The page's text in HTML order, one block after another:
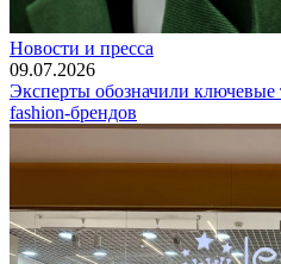
Новости и пресса
09.07.2026
Эксперты обозначили ключевые
fashion-брендов